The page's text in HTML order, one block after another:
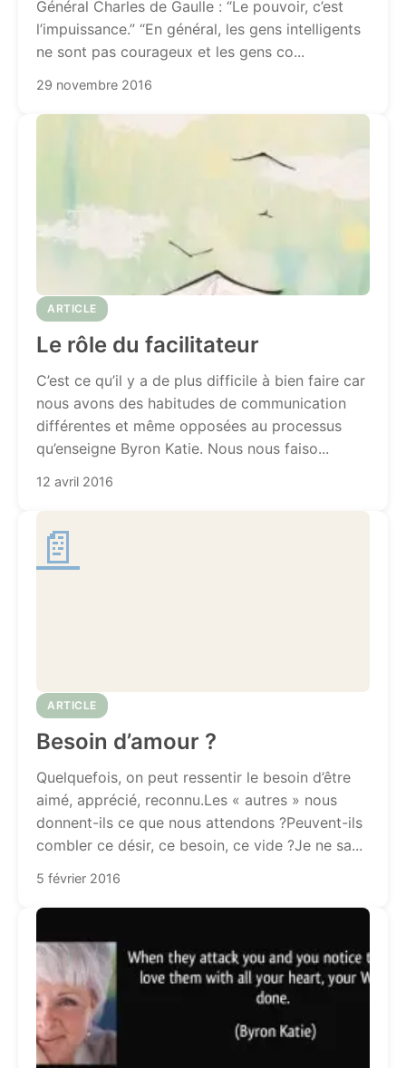
Général Charles de Gaulle : “Le pouvoir, c’est
l’impuissance.” “En général, les gens intelligents
ne sont pas courageux et les gens co...
29 novembre 2016
ARTICLE
Le rôle du facilitateur
C’est ce qu’il y a de plus difficile à bien faire car
nous avons des habitudes de communication
différentes et même opposées au processus
qu’enseigne Byron Katie. Nous nous faiso...
12 avril 2016
📄
ARTICLE
Besoin d’amour ?
Quelquefois, on peut ressentir le besoin d’être
aimé, apprécié, reconnu.Les « autres » nous
donnent-ils ce que nous attendons ?Peuvent-ils
combler ce désir, ce besoin, ce vide ?Je ne sa...
5 février 2016